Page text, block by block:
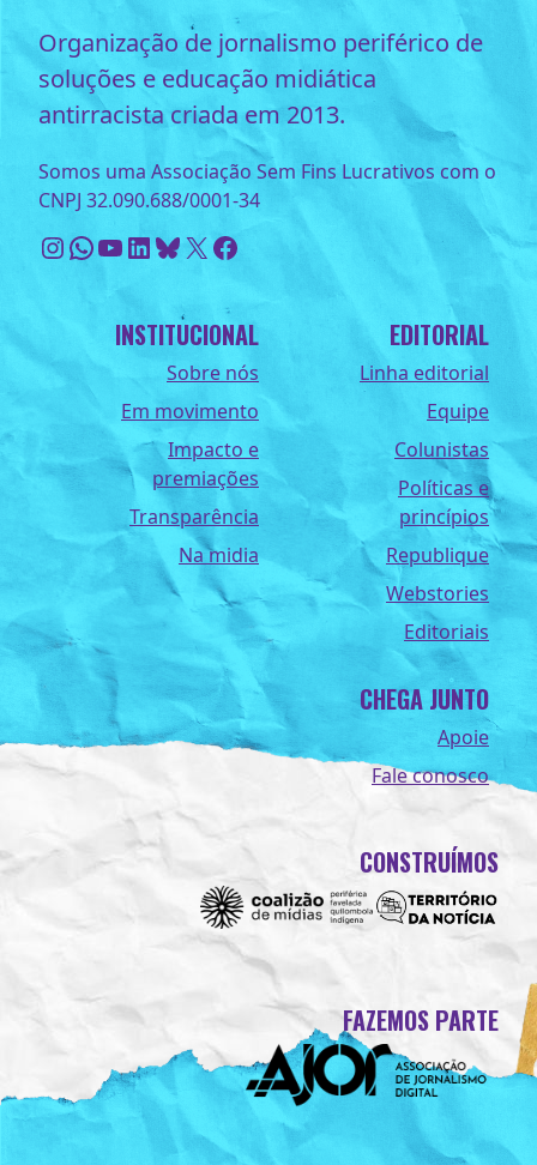
Organização de jornalismo periférico de
soluções e educação midiática
antirracista criada em 2013.
Somos uma Associação Sem Fins Lucrativos com o
CNPJ 32.090.688/0001-34
Instagram
WhatsApp
Youtube
LinkedIn
Bluesky
X Facebook
INSTITUCIONAL
Sobre nós
Em movimento
Impacto e
premiações
Transparência
Na midia
EDITORIAL
Linha editorial
Equipe
Colunistas
Políticas e
princípios
Republique
Webstories
Editoriais
CHEGA JUNTO
Apoie
Fale conosco
CONSTRUÍMOS
FAZEMOS PARTE